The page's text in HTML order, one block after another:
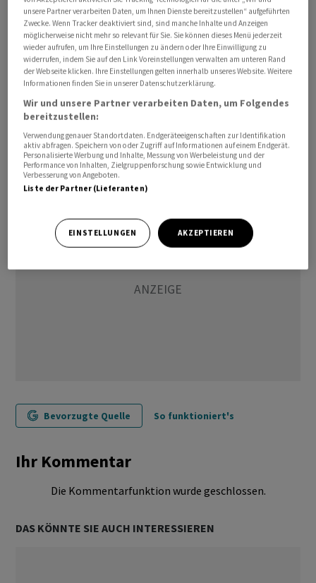
immer noch einen Rückgang der Wirtschaftsaktivität.
Derweil ging die Zahl der wöchentlichen Erstanträge auf
Arbeitslosenhilfe überraschend erneut zurück -
Analysten hatten hingegen einen Anstieg erwartet.
Weiter schwach zeigt sich der US-Häusermarkt: Im
Dezember war sowohl die Zahl der begonnenen
Neubauten als auch der Genehmigungen für neue
Häuser weiter gesunken./edh/mis
(AWP)
Bevorzugte Quelle So funktioniert's
Ihr Kommentar
Die Kommentarfunktion wurde geschlossen.
DAS KÖNNTE SIE AUCH INTERESSIEREN
unsere Partner verarbeiten Daten, um Ihnen Dienste bereitzustellen“ aufgeführten
Zwecke. Wenn Tracker deaktiviert sind, sind manche Inhalte und Anzeigen
möglicherweise nicht mehr so relevant für Sie. Sie können dieses Menü jederzeit
wieder aufrufen, um Ihre Einstellungen zu ändern oder Ihre Einwilligung zu
widerrufen, indem Sie auf den Link Voreinstellungen verwalten am unteren Rand
der Webseite klicken. Ihre Einstellungen gelten innerhalb unseres Website. Weitere
Informationen finden Sie in unserer Datenschutzerklärung.
Wir und unsere Partner verarbeiten Daten, um Folgendes
bereitzustellen:
Verwendung genauer Standortdaten. Endgeräteeigenschaften zur Identifikation
aktiv abfragen. Speichern von oder Zugriff auf Informationen auf einem Endgerät.
Personalisierte Werbung und Inhalte, Messung von Werbeleistung und der
Performance von Inhalten, Zielgruppenforschung sowie Entwicklung und
Verbesserung von Angeboten.
Liste der Partner (Lieferanten)
EINSTELLUNGEN AKZEPTIEREN